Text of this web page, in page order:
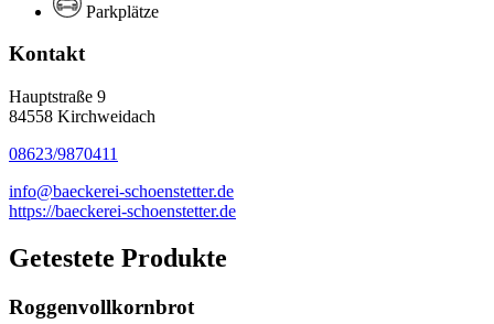
Parkplätze
Kontakt
Hauptstraße 9
84558 Kirchweidach
08623/9870411
info@baeckerei-schoenstetter.de
https://baeckerei-schoenstetter.de
Getestete Produkte
Roggenvollkornbrot